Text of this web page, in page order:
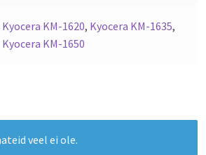
Kyocera KM-1620, Kyocera KM-1635,
Kyocera KM-1650
veel ei ole.